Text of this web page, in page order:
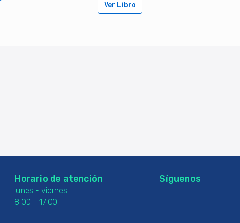
Ver Libro
Horario de atención
lunes - viernes
8:00 – 17:00
Síguenos